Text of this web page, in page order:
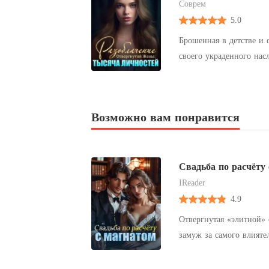
Соврем
5.0
Брошенная в детстве и
своего украденного
легендарным
она раскрыла свои
Возможно вам понравится
Свадьба по расчёту
IReader
4.9
Отвергнутая
замуж за самого